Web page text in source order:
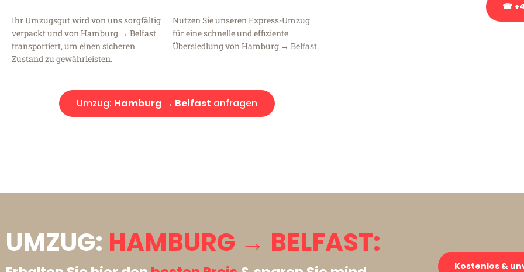
Ihr Umzugsgut wird von uns sorgfältig
verpackt und von Hamburg → Belfast
transportiert, um einen sicheren
Zustand zu gewährleisten.
Nutzen Sie unseren Express-Umzug
für eine schnelle und effiziente
Übersiedlung von Hamburg → Belfast.
Umzug: Hamburg → Belfast anfragen
☎
UMZUG: HAMBURG → BELFAST:
Kostenlos &